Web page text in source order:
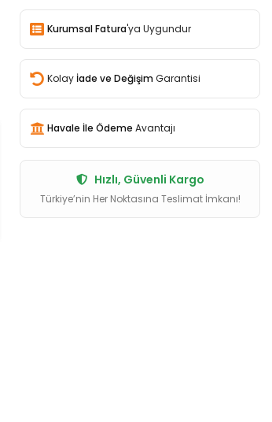
Kurumsal Fatura'ya Uygundur
Kolay İade ve Değişim Garantisi
Havale İle Ödeme Avantajı
Hızlı, Güvenli Kargo
Türkiye’nin Her Noktasına Teslimat İmkanı!